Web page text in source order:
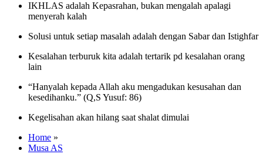
IKHLAS adalah Kepasrahan, bukan mengalah apalagi
menyerah kalah
Solusi untuk setiap masalah adalah dengan Sabar dan Istighfar
Kesalahan terburuk kita adalah tertarik pd kesalahan orang
lain
“Hanyalah kepada Allah aku mengadukan kesusahan dan
kesedihanku.” (Q,S Yusuf: 86)
Kegelisahan akan hilang saat shalat dimulai
Home »
Musa AS